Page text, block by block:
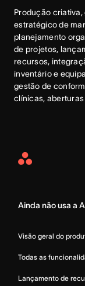
Produção
estratégico de
planejamento
de projetos,
recursos,
inventário e
gestão de
clínicas,
Asana
Ainda não usa a
Visão geral do
Todas as
Lançamento de